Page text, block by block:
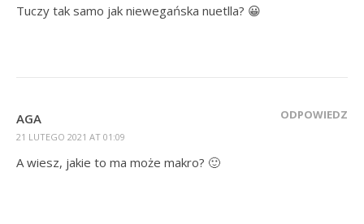
Tuczy tak samo jak niewegańska nuetlla? 😀
AGA
21 LUTEGO 2021 AT 01:09
ODPOWIEDZ
A wiesz, jakie to ma może makro? 🙂